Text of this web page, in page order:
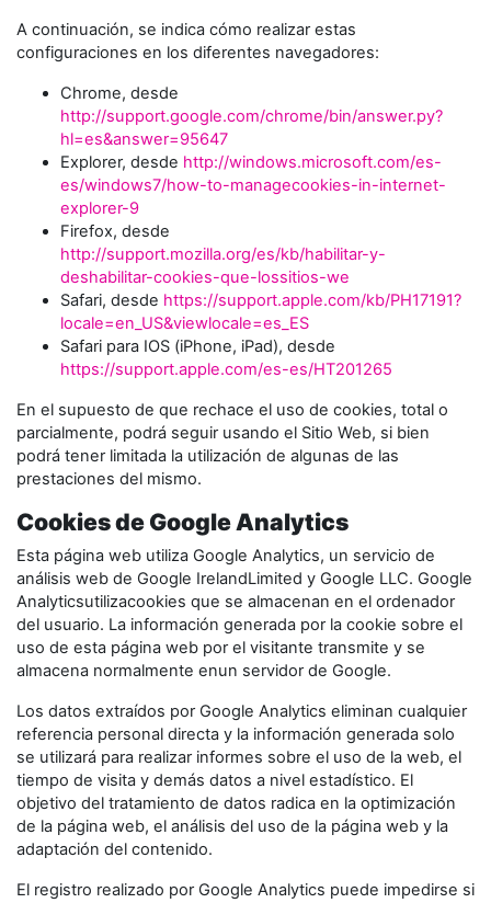
A continuación, se indica cómo realizar estas
configuraciones en los diferentes navegadores:
Chrome, desde
http://support.google.com/chrome/bin/answer.py?
hl=es&answer=95647
Explorer, desde http://windows.microsoft.com/es-
es/windows7/how-to-managecookies-in-internet-
explorer-9
Firefox, desde
http://support.mozilla.org/es/kb/habilitar-y-
deshabilitar-cookies-que-lossitios-we
Safari, desde https://support.apple.com/kb/PH17191?
locale=en_US&viewlocale=es_ES
Safari para IOS (iPhone, iPad), desde
https://support.apple.com/es-es/HT201265
En el supuesto de que rechace el uso de cookies, total o
parcialmente, podrá seguir usando el Sitio Web, si bien
podrá tener limitada la utilización de algunas de las
prestaciones del mismo.
Cookies de Google Analytics
Esta página web utiliza Google Analytics, un servicio de
análisis web de Google IrelandLimited y Google LLC. Google
Analyticsutilizacookies que se almacenan en el ordenador
del usuario. La información generada por la cookie sobre el
uso de esta página web por el visitante transmite y se
almacena normalmente enun servidor de Google.
Los datos extraídos por Google Analytics eliminan cualquier
referencia personal directa y la información generada solo
se utilizará para realizar informes sobre el uso de la web, el
tiempo de visita y demás datos a nivel estadístico. El
objetivo del tratamiento de datos radica en la optimización
de la página web, el análisis del uso de la página web y la
adaptación del contenido.
El registro realizado por Google Analytics puede impedirse si